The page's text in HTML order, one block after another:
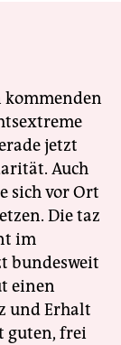
kommenden
jetzt
Auch
sich vor Ort
Die taz
im
bundesweit
einen
und Erhalt
guten, frei